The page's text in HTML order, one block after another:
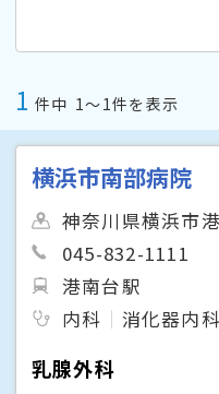
1 件中 1〜1件を表示
横浜市南部病院
神奈川県横浜市
045-832-1111
港南台駅
内科
消化器内科
乳腺外科